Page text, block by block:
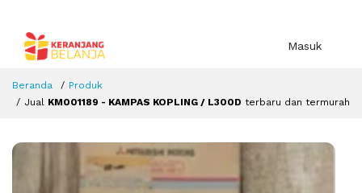
Masuk
Beranda
Produk
Jual KM001189 - KAMPAS KOPLING / L300D terbaru dan termurah